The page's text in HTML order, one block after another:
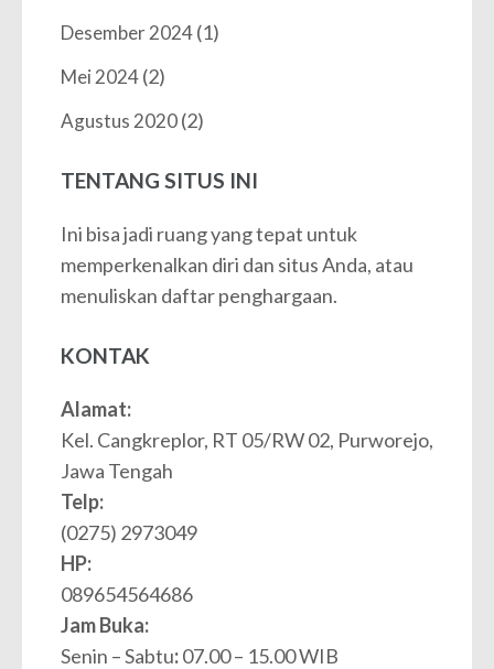
Desember 2024(1)
Mei 2024(2)
Agustus 2020(2)
TENTANG SITUS INI
Ini bisa jadi ruang yang tepat untuk
memperkenalkan diri dan situs Anda, atau
menuliskan daftar penghargaan.
KONTAK
Alamat:
Kel. Cangkreplor, RT 05/RW 02, Purworejo,
Jawa Tengah
Telp:
(0275) 2973049
HP:
089654564686
Jam Buka:
Senin – Sabtu:07.00 – 15.00 WIB